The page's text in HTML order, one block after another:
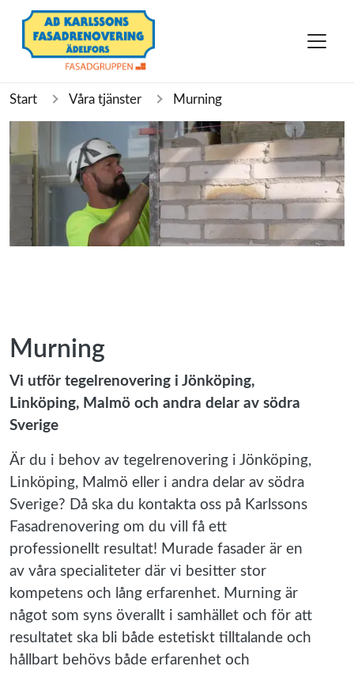
Start Våra tjänster Murning
Murning
Vi utför tegelrenovering i Jönköping,
Linköping, Malmö och andra delar av södra
Sverige
Är du i behov av tegelrenovering i Jönköping,
Linköping, Malmö eller i andra delar av södra
Sverige? Då ska du kontakta oss på Karlssons
Fasadrenovering om du vill få ett
professionellt resultat! Murade fasader är en
av våra specialiteter där vi besitter stor
kompetens och lång erfarenhet. Murning är
något som syns överallt i samhället och för att
resultatet ska bli både estetiskt tilltalande och
hållbart behövs både erfarenhet och